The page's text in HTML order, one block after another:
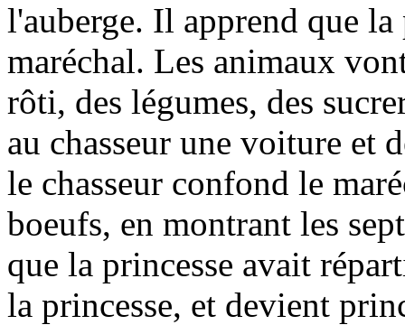
l'auberge. Il apprend que la
maréchal. Les animaux
rôti, des légumes, des
au chasseur une voiture et
le chasseur confond le
boeufs, en montrant les
que la princesse avait
la princesse, et devient